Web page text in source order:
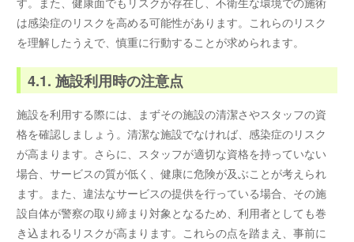
は感染症のリスクを高める可能性があります。これらのリスク
を理解したうえで、慎重に行動することが求められます。
4.1. 施設利用時の注意点
施設を利用する際には、まずその施設の清潔さやスタッフの資
格を確認しましょう。清潔な施設でなければ、感染症のリスク
が高まります。さらに、スタッフが適切な資格を持っていない
場合、サービスの質が低く、健康に危険が及ぶことが考えられ
ます。また、違法なサービスの提供を行っている場合、その施
設自体が警察の取り締まり対象となるため、利用者としても巻
き込まれるリスクが高まります。これらの点を踏まえ、事前に